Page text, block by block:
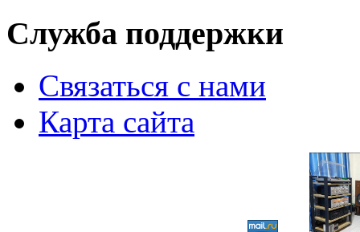
Служба поддержки
Связаться с нами
Карта сайта